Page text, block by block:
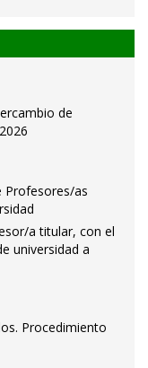
de
Profesores/as
a titular, con el
universidad a
Procedimiento